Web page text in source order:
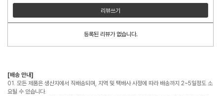
리뷰쓰기
등록된 리뷰가 없습니다.
[배송 안내]
01. 모든 제품은 생산지에서 직배송되며, 지역 및 택배사 사정에 따라 배송까지 2~5일정도 소
요될 수 있습니다.